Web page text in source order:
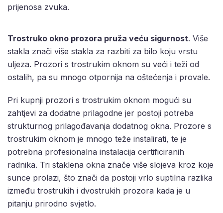
prijenosa zvuka.
Trostruko okno prozora pruža veću sigurnost. Više
stakla znači više stakla za razbiti za bilo koju vrstu
uljeza. Prozori s trostrukim oknom su veći i teži od
ostalih, pa su mnogo otpornija na oštećenja i provale.
Pri kupnji prozori s trostrukim oknom mogući su
zahtjevi za dodatne prilagodne jer postoji potreba
strukturnog prilagođavanja dodatnog okna. Prozore s
trostrukim oknom je mnogo teže instalirati, te je
potrebna profesionalna instalacija certificiranih
radnika. Tri staklena okna znače više slojeva kroz koje
sunce prolazi, što znači da postoji vrlo suptilna razlika
između trostrukih i dvostrukih prozora kada je u
pitanju prirodno svjetlo.